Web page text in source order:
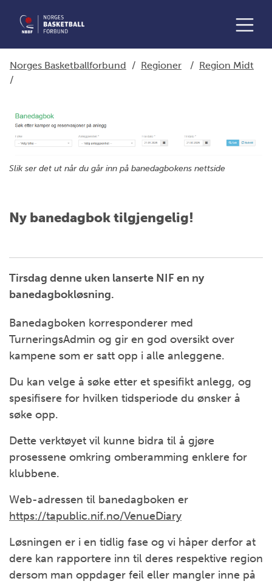
Norges Basketballforbund / Regioner / Region Midt
/
Slik ser det ut når du går inn på banedagbokens nettside
Ny banedagbok tilgjengelig!
Tirsdag denne uken lanserte NIF en ny
banedagbokløsning.
Banedagboken korresponderer med
TurneringsAdmin og gir en god oversikt over
kampene som er satt opp i alle anleggene.
Du kan velge å søke etter et spesifikt anlegg, og
spesifisere for hvilken tidsperiode du ønsker å
søke opp.
Dette verktøyet vil kunne bidra til å gjøre
prosessene omkring omberamming enklere for
klubbene.
Web-adressen til banedagboken er
https://tapublic.nif.no/VenueDiary
Løsningen er i en tidlig fase og vi håper derfor at
dere kan rapportere inn til deres respektive region
dersom man oppdager feil eller mangler inne på